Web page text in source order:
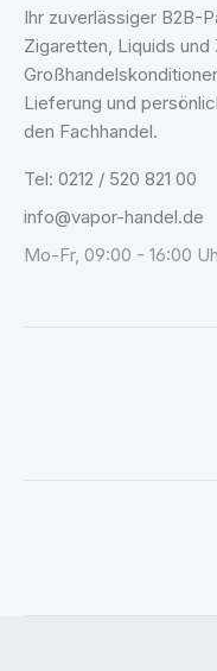
Ihr zuverlässiger B2B-
Zigaretten, Liquids und
Lieferung und
den Fachhandel.
Tel: 0212 / 520 821 00
info@vapor-handel.de
Mo-Fr, 09:00 - 16:00